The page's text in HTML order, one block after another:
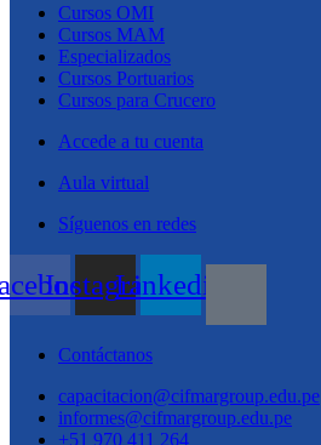
Cursos OMI
Cursos MAM
Especializados
Cursos Portuarios
Cursos para Crucero
Accede a tu cuenta
Aula virtual
Síguenos en redes
Instagram
Linkedin
Contáctanos
capacitacion@cifmargroup.edu.pe
informes@cifmargroup.edu.pe
+51 970 411 264